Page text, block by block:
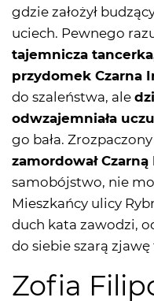
gdzie założył
uciech. Pewnego
tajemnicza
przydomek Czarna
do szaleństwa, ale
odwzajemniała
go bała. Zrozpaczony
zamordował Czarną
samobójstwo, nie
Mieszkańcy ulicy
duch kata zawodzi,
do siebie szarą
Zofia